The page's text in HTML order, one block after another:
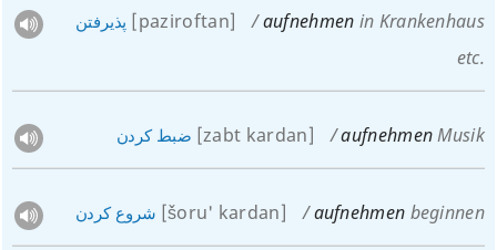
پذیرفتن [paziroftan] aufnehmen in Krankenhaus
etc.
ضبط کردن [zabt kardan] aufnehmen Musik
شروع کردن [šoru' kardan] aufnehmen beginnen